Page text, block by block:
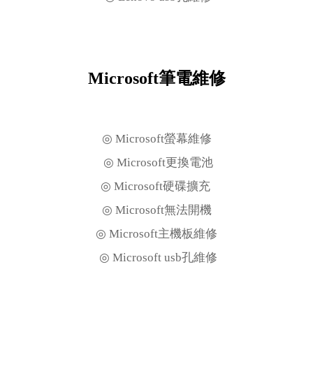
Microsoft筆電維修
◎ Microsoft螢幕維修
◎ Microsoft更換電池
◎ Microsoft硬碟擴充
◎ Microsoft無法開機
◎ Microsoft主機板維修
◎ Microsoft usb孔維修